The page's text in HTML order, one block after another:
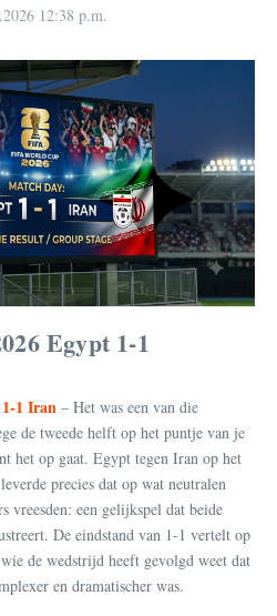
12:38 p.m.
Egypt 1-1
1 Iran – Het was een van die
de tweede helft op het puntje van je
het op gaat. Egypt tegen Iran op het
precies dat op wat neutralen
vreesden: een gelijkspel dat beide
De eindstand van 1-1 vertelt op
de wedstrijd heeft gevolgd weet dat
en dramatischer was.